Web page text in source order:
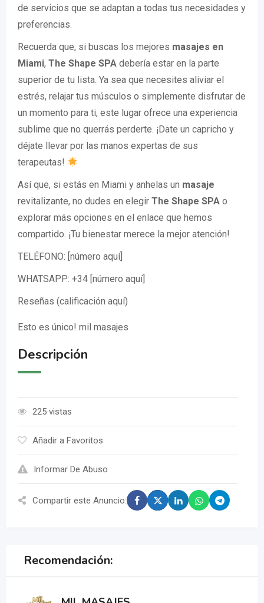
de servicios que se adaptan a todas tus necesidades y
preferencias.
Recuerda que, si buscas los mejores masajes en
Miami, The Shape SPA debería estar en la parte
superior de tu lista. Ya sea que necesites aliviar el
estrés, relajar tus músculos o simplemente disfrutar de
un momento para ti, este lugar ofrece una experiencia
sublime que no querrás perderte. ¡Date un capricho y
déjate llevar por las manos expertas de sus
terapeutas!
Así que, si estás en Miami y anhelas un masaje
revitalizante, no dudes en elegir The Shape SPA o
explorar más opciones en el enlace que hemos
compartido. ¡Tu bienestar merece la mejor atención!
TELÉFONO: [número aquí]
WHATSAPP: +34 [número aquí]
Reseñas (calificación aquí)
Esto es único! mil masajes
Descripción
225 vistas
Añadir a Favoritos
Informar De Abuso
Compartir este Anuncio:
Recomendación: